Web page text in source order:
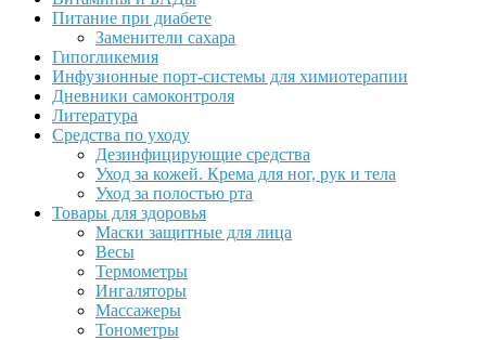
Питание при диабете
Заменители сахара
Гипогликемия
Инфузионные порт-системы для химиотерапии
Дневники самоконтроля
Литература
Средства по уходу
Дезинфицирующие средства
Уход за кожей. Крема для ног, рук и тела
Уход за полостью рта
Товары для здоровья
Маски защитные для лица
Весы
Термометры
Ингаляторы
Массажеры
Тонометры